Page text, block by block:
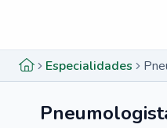
Especialidades